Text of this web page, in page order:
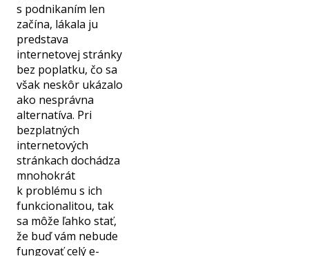
s podnikaním len
začína, lákala ju
predstava
internetovej stránky
bez poplatku, čo sa
však neskôr ukázalo
ako nesprávna
alternatíva. Pri
bezplatných
internetových
stránkach dochádza
mnohokrát
k problému s ich
funkcionalitou, tak
sa môže ľahko stať,
že buď vám nebude
fungovať celý e-